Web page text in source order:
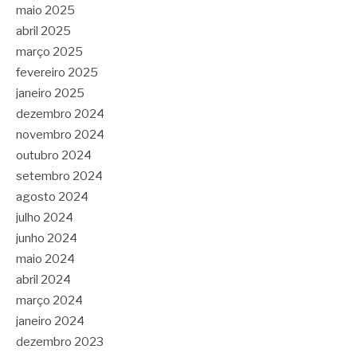
maio 2025
abril 2025
março 2025
fevereiro 2025
janeiro 2025
dezembro 2024
novembro 2024
outubro 2024
setembro 2024
agosto 2024
julho 2024
junho 2024
maio 2024
abril 2024
março 2024
janeiro 2024
dezembro 2023